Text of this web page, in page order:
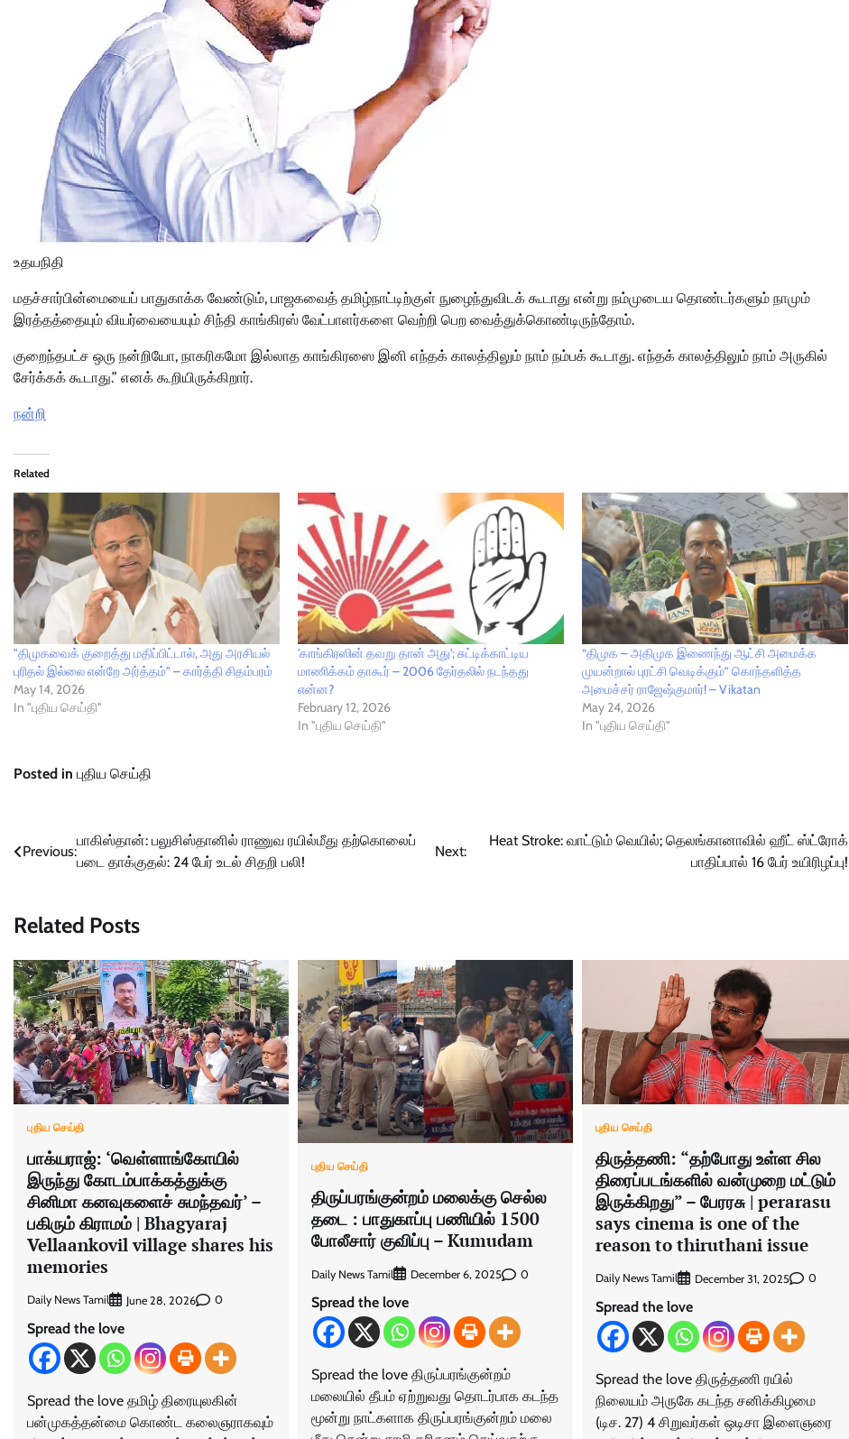
உதயநிதி
மதச்சார்பின்மையைப் பாதுகாக்க வேண்டும், பாஜகவைத் தமிழ்நாட்டிற்குள் நுழைந்துவிடக் கூடாது என்று நம்முடைய தொண்டர்களும் நாமும்
இரத்தத்தையும் வியர்வையையும் சிந்தி காங்கிரஸ் வேட்பாளர்களை வெற்றி பெற வைத்துக்கொண்டிருந்தோம்.
குறைந்தபட்ச ஒரு நன்றியோ, நாகரிகமோ இல்லாத காங்கிரஸை இனி எந்தக் காலத்திலும் நாம் நம்பக் கூடாது. எந்தக் காலத்திலும் நாம் அருகில்
சேர்க்கக் கூடாது.” எனக் கூறியிருக்கிறார்.
நன்றி
Related
"திமுகவைக் குறைத்து மதிப்பிட்டால், அது அரசியல்
புரிதல் இல்லை என்றே அர்த்தம்" – கார்த்தி சிதம்பரம்
May 14, 2026
In "புதிய செய்தி"
'காங்கிரஸின் தவறு தான் அது'; சுட்டிக்காட்டிய
மாணிக்கம் தாகூர் – 2006 தேர்தலில் நடந்தது
என்ன?
February 12, 2026
In "புதிய செய்தி"
“திமுக – அதிமுக இணைந்து ஆட்சி அமைக்க
முயன்றால் புரட்சி வெடிக்கும்” கொந்தளித்த
அமைச்சர் ராஜேஷ்குமார்! – Vikatan
May 24, 2026
In "புதிய செய்தி"
Posted in புதிய செய்தி
Post
navigation
Previous:
பாகிஸ்தான்: பலுசிஸ்தானில் ராணுவ ரயில்மீது தற்கொலைப்
படை தாக்குதல்: 24 பேர் உடல் சிதறி பலி!
Next:
Heat Stroke: வாட்டும் வெயில்; தெலங்கானாவில் ஹீட் ஸ்ட்ரோக்
பாதிப்பால் 16 பேர் உயிரிழப்பு!
Related Posts
புதிய செய்தி
பாக்யராஜ்: ‘வெள்ளாங்கோயில்
இருந்து கோடம்பாக்கத்துக்கு
சினிமா கனவுகளைச் சுமந்தவர்’ –
பகிரும் கிராமம் | Bhagyaraj
Vellaankovil village shares his
memories
Daily News Tamil June 28, 2026 0
Spread the love
Spread the love தமிழ் திரையுலகின்
பன்முகத்தன்மை கொண்ட கலைஞராகவும்
புதிய செய்தி
திருப்பரங்குன்றம் மலைக்கு செல்ல
தடை : பாதுகாப்பு பணியில் 1500
போலீசார் குவிப்பு – Kumudam
Daily News Tamil December 6, 2025 0
Spread the love
Spread the love திருப்பரங்குன்றம்
மலையில் தீபம் ஏற்றுவது தொடர்பாக கடந்த
மூன்று நாட்களாக திருப்பரங்குன்றம் மலை
புதிய செய்தி
திருத்தணி: “தற்போது உள்ள சில
திரைப்படங்களில் வன்முறை மட்டும்
இருக்கிறது” – பேரரசு | perarasu
says cinema is one of the
reason to thiruthani issue
Daily News Tamil December 31, 2025 0
Spread the love
Spread the love திருத்தணி ரயில்
நிலையம் அருகே கடந்த சனிக்கிழமை
(டிச. 27) 4 சிறுவர்கள் ஒடிசா இளைஞரை